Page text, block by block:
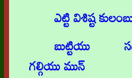
ఎట్టి విశిష్ట
బుట్టియు
గల్గియు మున్